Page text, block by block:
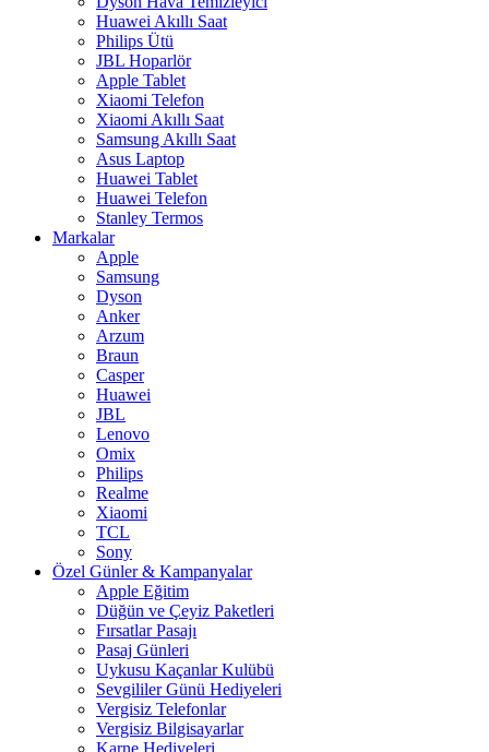
Huawei Akıllı Saat
Philips Ütü
JBL Hoparlör
Apple Tablet
Xiaomi Telefon
Xiaomi Akıllı Saat
Samsung Akıllı Saat
Asus Laptop
Huawei Tablet
Huawei Telefon
Stanley Termos
Markalar
Apple
Samsung
Dyson
Anker
Arzum
Braun
Casper
Huawei
JBL
Lenovo
Omix
Philips
Realme
Xiaomi
TCL
Sony
Özel Günler & Kampanyalar
Apple Eğitim
Düğün ve Çeyiz Paketleri
Fırsatlar Pasajı
Pasaj Günleri
Uykusu Kaçanlar Kulübü
Sevgililer Günü Hediyeleri
Vergisiz Telefonlar
Vergisiz Bilgisayarlar